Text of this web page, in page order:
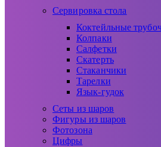
Сервировка стола
Коктейльные
Колпаки
Салфетки
Скатерть
Стаканчики
Тарелки
Язык-гудок
Сеты из шаров
Фигуры из шаров
Фотозона
Цифры